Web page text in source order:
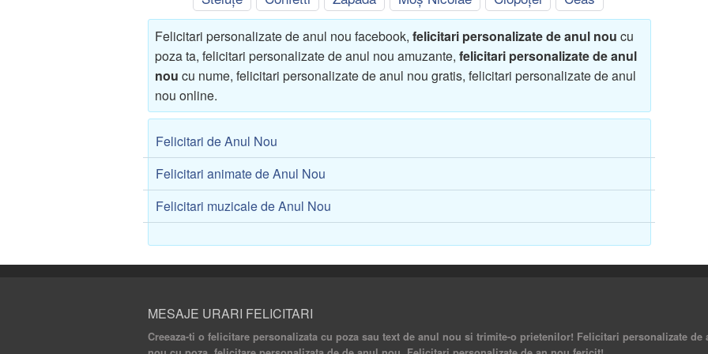
Felicitari personalizate de anul nou facebook, felicitari personalizate de anul nou cu
poza ta, felicitari personalizate de anul nou amuzante, felicitari personalizate de anul
nou cu nume, felicitari personalizate de anul nou gratis, felicitari personalizate de anul
nou online.
Felicitari de Anul Nou
Felicitari animate de Anul Nou
Felicitari muzicale de Anul Nou
MESAJE URARI FELICITARI
Creeaza-ti o felicitare personalizata cu poza sau text de anul nou si trimite-o prietenilor! Felicitari personalizate